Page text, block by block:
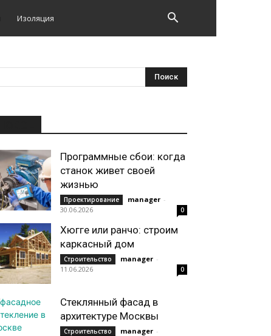
Изоляция
Программные сбои: когда
станок живет своей
жизнью
Проектирование manager -
30.06.2026
0
Хюгге или ранчо: строим
каркасный дом
Строительство manager -
11.06.2026
0
Стеклянный фасад в
архитектуре Москвы
Строительство manager -